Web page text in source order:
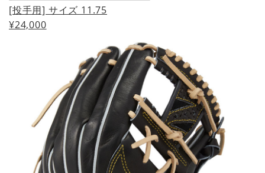
[投手用] サイズ 11.75
¥24,000